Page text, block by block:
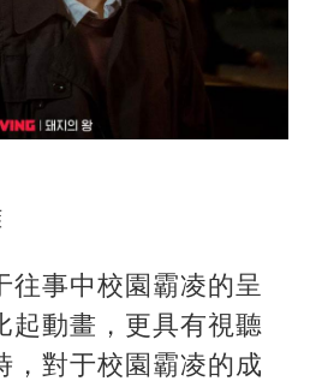
往事中校園霸凌的呈
起動畫，更具有視聽
，對于校園霸凌的成